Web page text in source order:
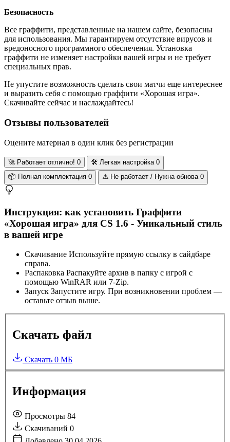
Безопасность
Все граффити, представленные на нашем сайте, безопасны
для использования. Мы гарантируем отсутствие вирусов и
вредоносного программного обеспечения. Установка
граффити не изменяет настройки вашей игры и не требует
специальных прав.
Не упустите возможность сделать свои матчи еще интереснее
и выразить себя с помощью граффити «Хорошая игра».
Скачивайте сейчас и наслаждайтесь!
Отзывы пользователей
Оцените материал в один клик без регистрации
🚀Работает отлично! 0 🛠️ Легкая настройка 0
📦 Полная комплектация 0 ⚠️ Не работает / Нужна обнова 0
Инструкция: как установить Граффити
«Хорошая игра» для CS 1.6 - Уникальный стиль
в вашей игре
Скачивание Используйте прямую ссылку в сайдбаре
справа.
Распаковка Распакуйте архив в папку с игрой с
помощью WinRAR или 7-Zip.
Запуск Запустите игру. При возникновении проблем —
оставьте отзыв выше.
Скачать файл
Скачать 0 МБ
Информация
Просмотры 84
Скачиваний 0